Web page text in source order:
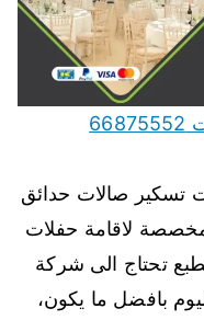
تسكير صالات حدائق منازل الكويت 66875552
تسكير صالات حدائق
لاقامة حفلات
تحتاج الى شركة
بافضل ما يكون،